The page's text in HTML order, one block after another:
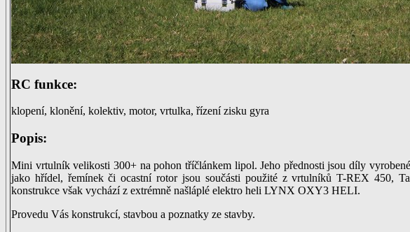
RC funkce:
klopení, klonění, kolektiv, motor, vrtulka, řízení zisku gyra
Popis:
Mini vrtulník velikosti 300+ na pohon tříčlánkem lipol. Jeho přednosti jsou díly
jako hřídel, řemínek či ocastní rotor jsou součásti použité z vrtulníků T-REX 450,
konstrukce však vychází z extrémně našláplé elektro heli LYNX OXY3 HELI.
Provedu Vás konstrukcí, stavbou a poznatky ze stavby.